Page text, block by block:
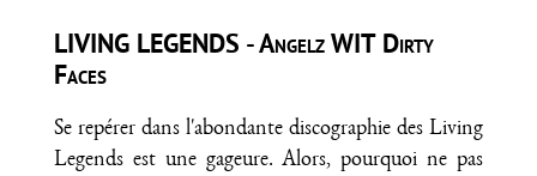
LIVING LEGENDS - Angelz WIT Dirty
Faces
Se repérer dans l'abondante discographie des Living
Legends est une gageure. Alors, pourquoi ne pas